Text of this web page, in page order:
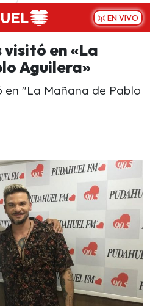
EN VIVO
visitó en «La
Aguilera»
en "La Mañana de Pablo